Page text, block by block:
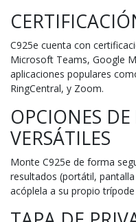
C925e cuenta con
Microsoft Teams, Google
aplicaciones populares
RingCentral, y Zoom.
OPCIONES
VERSÁTILES
Monte C925e de forma
resultados (portátil,
acóplela a su propio